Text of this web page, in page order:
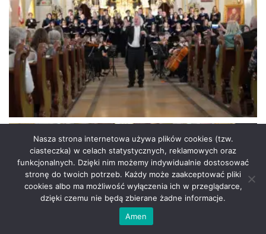
Nasza strona internetowa używa plików cookies (tzw.
ciasteczka) w celach statystycznych, reklamowych oraz
funkcjonalnych. Dzięki nim możemy indywidualnie dostosować
stronę do twoich potrzeb. Każdy może zaakceptować pliki
cookies albo ma możliwość wyłączenia ich w przeglądarce,
dzięki czemu nie będą zbierane żadne informacje.
Amen